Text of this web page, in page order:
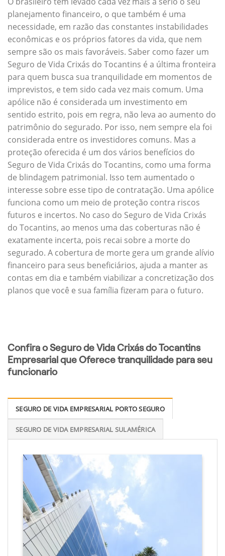
planejamento financeiro, o que também é uma
necessidade, em razão das constantes instabilidades
econômicas e os próprios fatores da vida, que nem
sempre são os mais favoráveis. Saber como fazer um
Seguro de Vida Crixás do Tocantins é a última fronteira
para quem busca sua tranquilidade em momentos de
imprevistos, e tem sido cada vez mais comum. Uma
apólice não é considerada um investimento em
sentido estrito, pois em regra, não leva ao aumento do
patrimônio do segurado. Por isso, nem sempre ela foi
considerada entre os investidores comuns. Mas a
proteção oferecida é um dos vários benefícios do
Seguro de Vida Crixás do Tocantins, como uma forma
de blindagem patrimonial. Isso tem aumentado o
interesse sobre esse tipo de contratação. Uma apólice
funciona como um meio de proteção contra riscos
futuros e incertos. No caso do Seguro de Vida Crixás
do Tocantins, ao menos uma das coberturas não é
exatamente incerta, pois recai sobre a morte do
segurado. A cobertura de morte gera um grande alívio
financeiro para seus beneficiários, ajuda a manter as
contas em dia e também viabilizar a concretização dos
planos que você e sua família fizeram para o futuro.
Confira o Seguro de Vida Crixás do Tocantins
Empresarial que Oferece tranquilidade para seu
funcionario
SEGURO DE VIDA EMPRESARIAL PORTO SEGURO
SEGURO DE VIDA EMPRESARIAL SULAMÉRICA